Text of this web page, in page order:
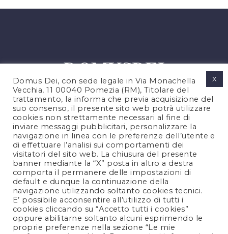
PRIVACY POLICY
COOKIES POLICY
NOTE LEGALI
CONTATTACI
FOLLOW US
Domus Dei, con sede legale in Via Monachella
Vecchia, 11 00040 Pomezia (RM), Titolare del
trattamento, la informa che previa acquisizione del
suo consenso, il presente sito web potrà utilizzare
cookies non strettamente necessari al fine di
inviare messaggi pubblicitari, personalizzare la
navigazione in linea con le preferenze dell’utente e
di effettuare l’analisi sui comportamenti dei
visitatori del sito web. La chiusura del presente
banner mediante la “X” posta in altro a destra
comporta il permanere delle impostazioni di
default e dunque la continuazione della
navigazione utilizzando soltanto cookies tecnici.
E’ possibile acconsentire all’utilizzo di tutti i
cookies cliccando su “Accetto tutti i cookies”
oppure abilitarne soltanto alcuni esprimendo le
proprie preferenze nella sezione “Le mie
X